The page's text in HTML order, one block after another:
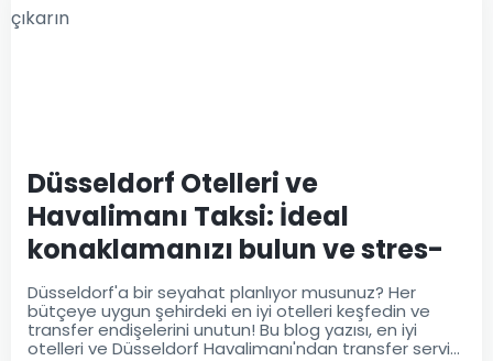
Düsseldorf Otelleri ve
Havalimanı Taksi: İdeal
konaklamanızı bulun ve stres-
free transferin keyfini çıkarın
Düsseldorf'a bir seyahat planlıyor musunuz? Her
bütçeye uygun şehirdeki en iyi otelleri keşfedin ve
transfer endişelerini unutun! Bu blog yazısı, en iyi
otelleri ve Düsseldorf Havalimanı'ndan transfer servisi